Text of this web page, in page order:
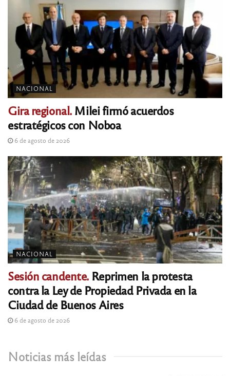
NACIONAL
Gira regional.Milei firmó acuerdos
estratégicos con Noboa
6 de agosto de 2026
NACIONAL
Sesión candente.Reprimen la protesta
contra la Ley de Propiedad Privada en la
Ciudad de Buenos Aires
6 de agosto de 2026
Noticias más leídas